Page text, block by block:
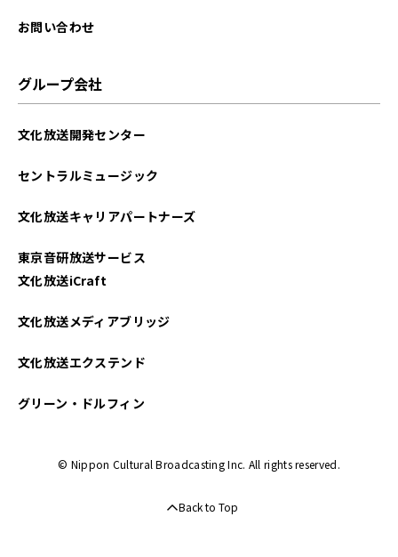
お問い合わせ
グループ会社
文化放送開発センター
セントラルミュージック
文化放送キャリアパートナーズ
東京音研放送サービス
文化放送iCraft
文化放送メディアブリッジ
文化放送エクステンド
グリーン・ドルフィン
© Nippon Cultural Broadcasting Inc. All rights reserved.
Back to Top